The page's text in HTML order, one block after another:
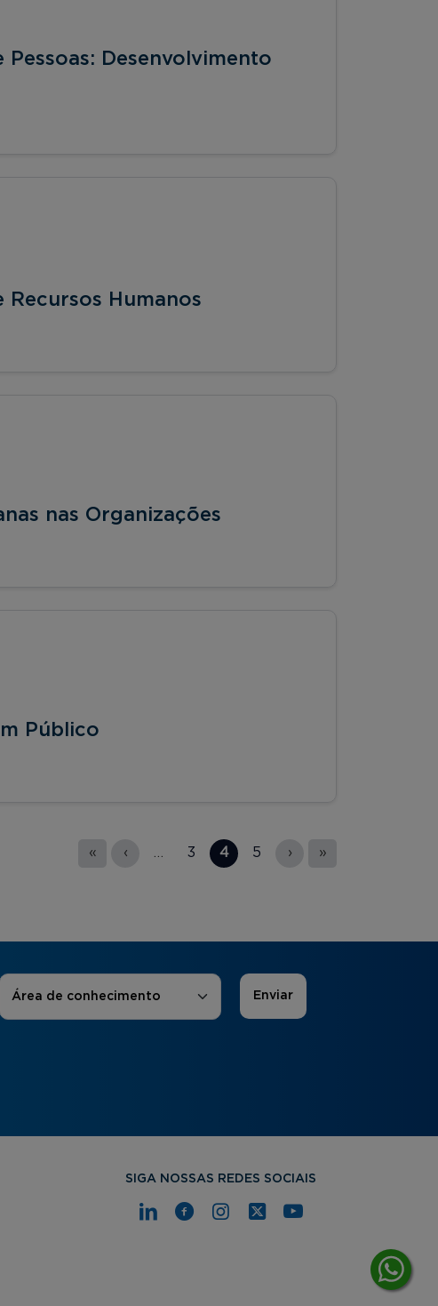
Pessoas: Desenvolvimento
Recursos Humanos
nas Organizações
Público
« ‹ … 3 4 5 › »
Áreas de Interesse
Área de conhecimento
SIGA NOSSAS REDES SOCIAIS